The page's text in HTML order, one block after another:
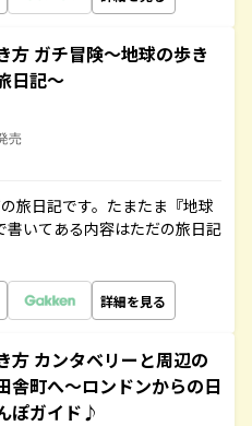
方 ガチ冒険～地球の歩き
日記～
売
旅日記です。たまたま『地球
いてある内容はただの旅日記
詳細を見る
方 カンタベリーと周辺の
舎町へ～ロンドンからの日
ぽガイド♪